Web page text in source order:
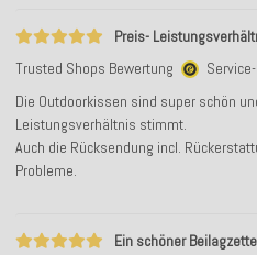
Preis-
Trusted Shops Bewertung
Die Outdoorkissen sind super schön
Leistungsverhältnis stimmt.
Auch die Rücksendung incl.
Probleme.
Ein schöner